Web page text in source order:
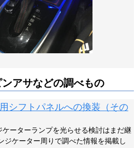
アサなどの調べもの
シフトパネルへの換装（その
ーターランプを光らせる検討はまだ継
ジケーター周りで調べた情報を掲載し